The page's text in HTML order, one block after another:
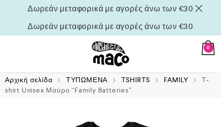
Δωρεάν μεταφορικά με αγορές άνω των €30
Δωρεάν μεταφορικά με αγορές άνω των €30
0
Αρχική σελίδα ΤΥΠΩΜΕΝΑ TSHIRTS FAMILY
T-
shirt Unisex Μαύρο “Family Batteries”